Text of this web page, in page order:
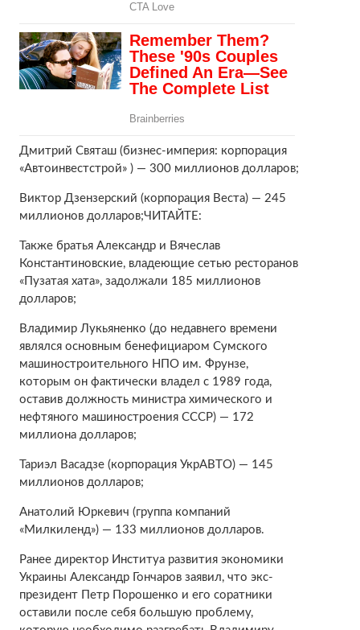
Дмитрий Святаш (бизнес-империя: корпорация
«Автоинвестстрой» ) — 300 миллионов долларов;
Виктор Дзензерский (корпорация Веста) — 245
миллионов долларов;ЧИТАЙТЕ:
Также братья Александр и Вячеслав
Константиновские, владеющие сетью ресторанов
«Пузатая хата», задолжали 185 миллионов
долларов;
Владимир Лукьяненко (до недавнего времени
являлся основным бенефициаром Сумского
машиностроительного НПО им. Фрунзе,
которым он фактически владел с 1989 года,
оставив должность министра химического и
нефтяного машиностроения СССР) — 172
миллиона долларов;
Тариэл Васадзе (корпорация УкрАВТО) — 145
миллионов долларов;
Анатолий Юркевич (группа компаний
«Милкиленд») — 133 миллионов долларов.
Ранее директор Институа развития экономики
Украины Александр Гончаров заявил, что экс-
президент Петр Порошенко и его соратники
оставили после себя большую проблему,